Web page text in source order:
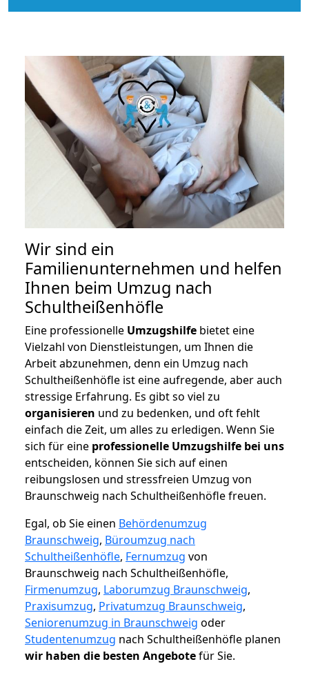
Wir sind ein
Familienunternehmen und helfen
Ihnen beim Umzug nach
Schultheißenhöfle
Eine professionelle Umzugshilfe bietet eine
Vielzahl von Dienstleistungen, um Ihnen die
Arbeit abzunehmen, denn ein Umzug nach
Schultheißenhöfle ist eine aufregende, aber auch
stressige Erfahrung. Es gibt so viel zu
organisieren und zu bedenken, und oft fehlt
einfach die Zeit, um alles zu erledigen. Wenn Sie
sich für eine professionelle Umzugshilfe bei uns
entscheiden, können Sie sich auf einen
reibungslosen und stressfreien Umzug von
Braunschweig nach Schultheißenhöfle freuen.
Egal, ob Sie einen Behördenumzug
Braunschweig, Büroumzug nach
Schultheißenhöfle, Fernumzug von
Braunschweig nach Schultheißenhöfle,
Firmenumzug, Laborumzug Braunschweig,
Praxisumzug, Privatumzug Braunschweig,
Seniorenumzug in Braunschweig oder
Studentenumzug nach Schultheißenhöfle planen
wir haben die besten Angebotefür Sie.